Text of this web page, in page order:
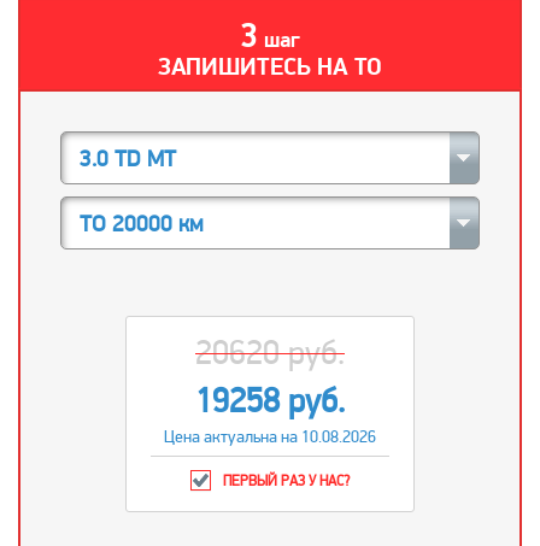
3 шаг
ЗАПИШИТЕСЬ НА ТО
3.0 TD MT
ТО 20000 км
20620 руб.
19258 руб.
Цена актуальна на 10.08.2026
ПЕРВЫЙ РАЗ У НАС?